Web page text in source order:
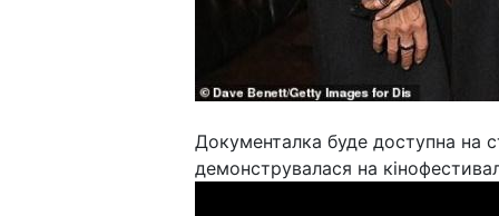
Документалка буде доступна на
демонструвалася на